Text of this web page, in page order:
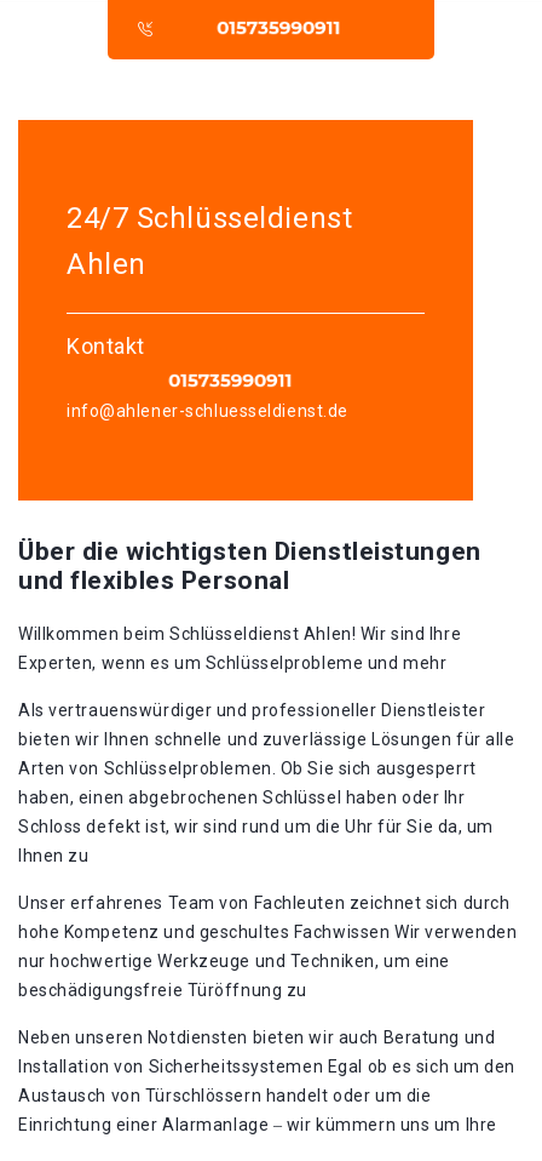
24/7 Schlüsseldienst
Ahlen
Kontakt
info@ahlener-schluesseldienst.de
Über die wichtigsten Dienstleistungen
und flexibles Personal
Willkommen beim Schlüsseldienst Ahlen!​ Wir sind Ihre
Experten, wenn es um Schlüsselprobleme und mehr
Als vertrauenswürdiger und professioneller Dienstleister
bieten wir Ihnen schnelle und zuverlässige Lösungen für alle
Arten von Schlüsselproblemen. Ob Sie sich ausgesperrt
haben, einen abgebrochenen Schlüssel haben oder Ihr
Schloss defekt ist, wir sind rund um die Uhr für Sie da, um
Ihnen zu
Unser erfahrenes Team von Fachleuten zeichnet sich durch
hohe Kompetenz und geschultes Fachwissen Wir verwenden
nur hochwertige Werkzeuge und Techniken, um eine
beschädigungsfreie Türöffnung zu
Neben unseren Notdiensten bieten wir auch Beratung und
Installation von Sicherheitssystemen Egal ob es sich um den
Austausch von Türschlössern handelt oder um die
Einrichtung einer Alarmanlage ‒ wir kümmern uns um Ihre